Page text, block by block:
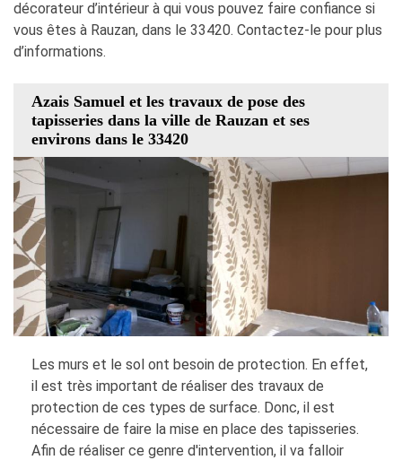
décorateur d’intérieur à qui vous pouvez faire confiance si
vous êtes à Rauzan, dans le 33420. Contactez-le pour plus
d’informations.
Azais Samuel et les travaux de pose des
tapisseries dans la ville de Rauzan et ses
environs dans le 33420
Les murs et le sol ont besoin de protection. En effet,
il est très important de réaliser des travaux de
protection de ces types de surface. Donc, il est
nécessaire de faire la mise en place des tapisseries.
Afin de réaliser ce genre d'intervention, il va falloir